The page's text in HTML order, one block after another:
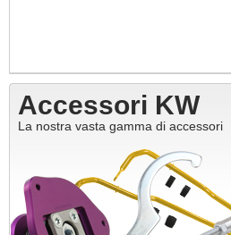
Accessori KW
La nostra vasta gamma di accessori